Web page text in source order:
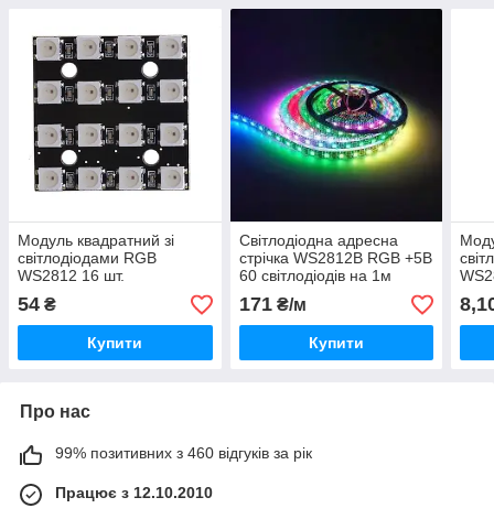
Модуль квадратний зі
світлодіодами RGB
WS2812 16 шт.
54 ₴
Купити
Світлодіодна адресна
стрічка WS2812B RGB +5В
60 світлодіодів на 1м
171₴/м
Купити
Про нас
99% позитивних з 460 відгуків за рік
Працює з 12.10.2010